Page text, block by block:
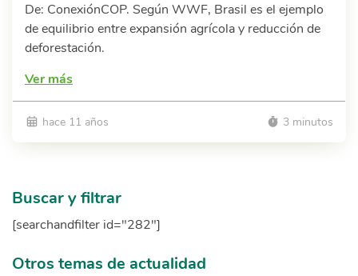
De: ConexiónCOP. Según WWF, Brasil es el ejemplo
de equilibrio entre expansión agrícola y reducción de
deforestación.
Ver más
hace 11 años 3 minutos
Buscar y filtrar
[searchandfilter id="282"]
Otros temas de actualidad